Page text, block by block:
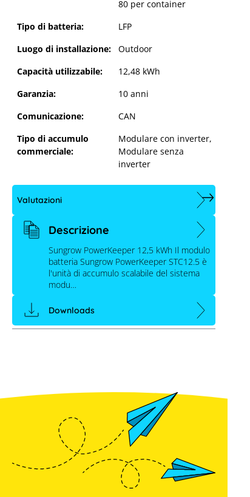
Sungrow PowerKeeper STC12.5 -
Modulo batteria da 12,5 kWh
80 per container
Tipo di batteria:
LFP
Luogo di installazione:
Outdoor
Capacità utilizzabile:
12,48 kWh
Garanzia:
10 anni
Comunicazione:
CAN
Tipo di accumulo
commerciale:
Modulare con inverter,
Modulare senza
inverter
Valutazioni
Descrizione
Sungrow PowerKeeper 12,5 kWh Il modulo
batteria Sungrow PowerKeeper STC12.5 è
l'unità di accumulo scalabile del sistema
modu…
Downloads